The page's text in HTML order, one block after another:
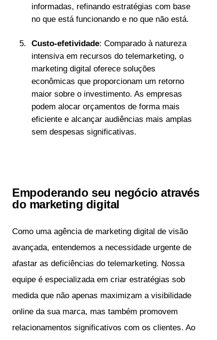
informadas, refinando estratégias com base
no que está funcionando e no que não está.
Custo-efetividade: Comparado à natureza
intensiva em recursos do telemarketing, o
marketing digital oferece soluções
econômicas que proporcionam um retorno
maior sobre o investimento. As empresas
podem alocar orçamentos de forma mais
eficiente e alcançar audiências mais amplas
sem despesas significativas.
Empoderando seu negócio através
do marketing digital
Como uma agência de marketing digital de visão
avançada, entendemos a necessidade urgente de
afastar as deficiências do telemarketing. Nossa
equipe é especializada em criar estratégias sob
medida que não apenas maximizam a visibilidade
online da sua marca, mas também promovem
relacionamentos significativos com os clientes. Ao